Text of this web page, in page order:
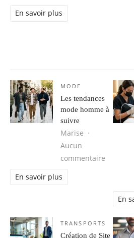
En savoir plus
MODE
Les tendances
mode homme à
suivre
Marise
Aucun
commentaire sur
En savoir plus
En
TRANSPORTS
Création de Site